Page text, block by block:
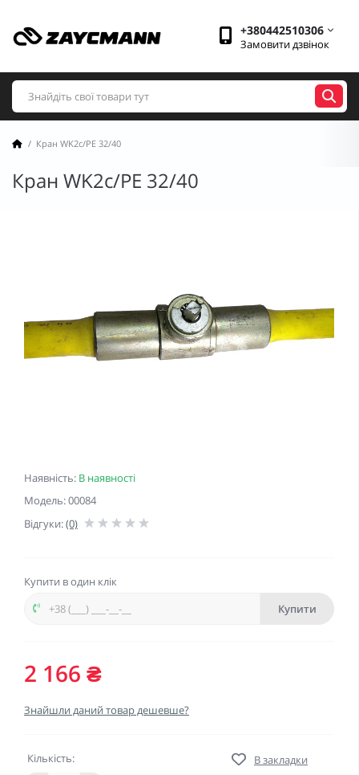
+380442510306
Замовити дзвінок
Кран WK2c/PE 32/40
Кран WK2c/PE 32/40
Наявність: В наявності
Модель: 00084
Відгуки:(0)
Купити в один клік
Купити
2 166 ₴
Знайшли даний товар дешевше?
Кількість:
В закладки